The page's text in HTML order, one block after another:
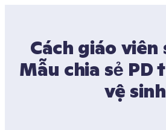
Cách giáo
Mẫu chia sẻ PD
vệ sinh